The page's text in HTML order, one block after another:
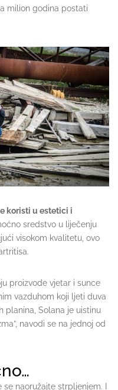
milion godina postati
koristi u estetici i
sredstvo u liječenju
visokom kvalitetu, ovo
proizvode vjetar i sunce
vazduhom koji ljeti duva
planina, Solana je uistinu
navodi se na jednoj od
naoružajte strpljenjem. I